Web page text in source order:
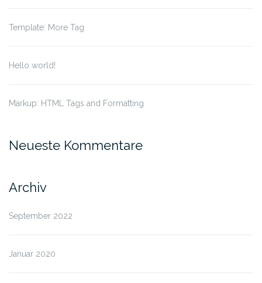
Template: More Tag
Hello world!
Markup: HTML Tags and Formatting
Neueste Kommentare
Archiv
September 2022
Januar 2020